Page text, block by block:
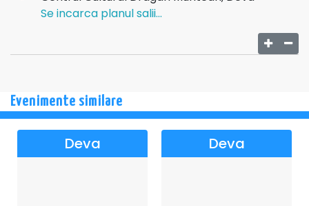
Se incarca planul salii...
Evenimente similare
Deva Deva